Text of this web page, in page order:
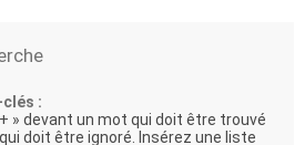
:
» devant un mot qui doit être trouvé
doit être ignoré. Insérez une liste